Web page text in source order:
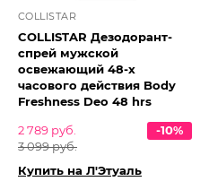
COLLISTAR
COLLISTAR Дезодорант-
спрей мужской
освежающий 48-х
часового действия Body
Freshness Deo 48 hrs
2 789 руб.
3 099 руб.
-10%
Купить на Л'Этуаль